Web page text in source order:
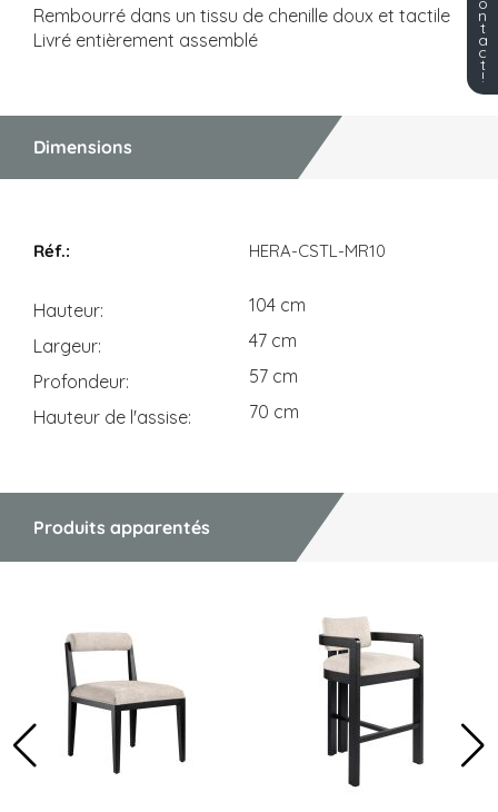
Rembourré dans un tissu de chenille doux et tactile
Livré entièrement assemblé
Dimensions
HERA-CSTL-MR10
Hauteur
104 cm
Largeur
47 cm
Profondeur
57 cm
Hauteur de l'assise
70 cm
Produits apparentés
n
t
a
c
t
!